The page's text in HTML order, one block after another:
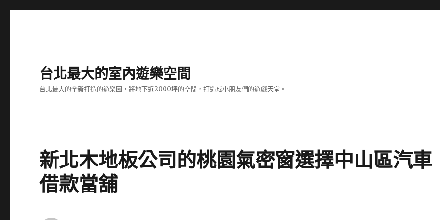
台北最大的室內遊樂空間
台北最大的全新打造的遊樂園，將地下近2000坪的空間，打造成小朋友們的遊戲天堂。
新北木地板公司的桃園氣密窗選擇中山區汽車
借款當舖